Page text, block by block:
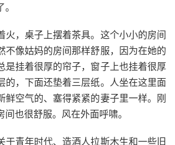
，桌子上摆着茶具。这个小小的房间
像姑妈的房间那样舒服，因为在她的
是挂着很厚的帘子，窗子上也挂着很厚
的，下面还垫着三层纸。人坐在这里面
鲜空气的、塞得紧紧的妻子里一样。刚
也很舒服。风在外面呼啸。
青年时代、造酒人拉斯木生和一些旧